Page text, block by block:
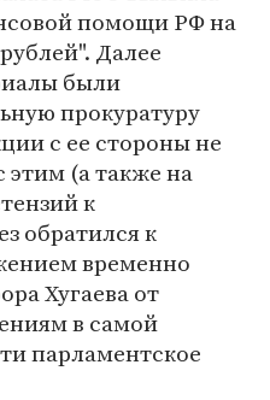
помощи РФ на
Далее
были
прокуратуру
с ее стороны не
этим (а также на
к
обратился к
временно
Хугаева от
в самой
парламентское